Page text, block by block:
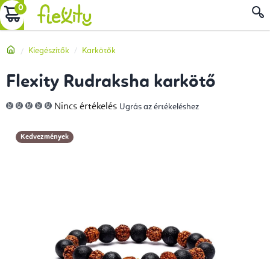
Ugrás
a
tartalomhoz
KOSÁR
Kezdőlap
Kiegészítők Karkötők
Flexity Rudraksha karkötő
A
termék
5-
ből
0,0
Nincs értékelés Ugrás az értékeléshez
Kedvezmények